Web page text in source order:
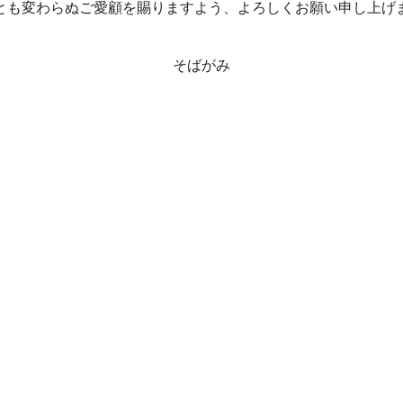
も変わらぬご愛顧を賜りますよう、よろしくお願い申し上げ
そばがみ